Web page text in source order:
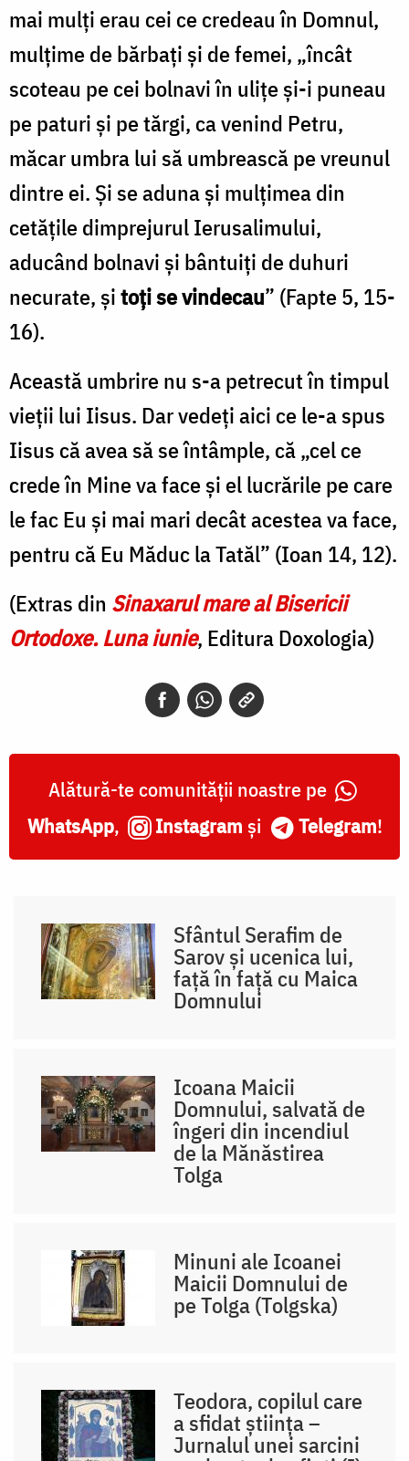
mai mulţi erau cei ce credeau în Domnul,
mulţime de bărbaţi şi de femei, „încât
scoteau pe cei bolnavi în uliţe şi-i puneau
pe paturi şi pe tărgi, ca venind Petru,
măcar umbra lui să umbrească pe vreunul
dintre ei. Şi se aduna şi mulţimea din
cetăţile dimprejurul Ierusalimului,
aducând bolnavi şi bântuiţi de duhuri
necurate, şitoţi se vindecau” (Fapte 5, 15-
16).
Această umbrire nu s-a petrecut în timpul
vieţii lui Iisus. Dar vedeţi aici ce le-a spus
Iisus că avea să se întâmple, că „cel ce
crede în Mine va face şi el lucrările pe care
le fac Eu şi mai mari decât acestea va face,
pentru că Eu Măduc la Tatăl” (Ioan 14, 12).
(Extras din Sinaxarul mare al Bisericii
Ortodoxe. Luna iunie, Editura Doxologia)
Alătură-te comunității noastre pe
WhatsApp, Instagram și Telegram!
Sfântul Serafim de
Sarov și ucenica lui,
față în față cu Maica
Domnului
Icoana Maicii
Domnului, salvată de
îngeri din incendiul
de la Mănăstirea
Tolga
Minuni ale Icoanei
Maicii Domnului de
pe Tolga (Tolgska)
Teodora, copilul care
a sfidat știința –
Jurnalul unei sarcini